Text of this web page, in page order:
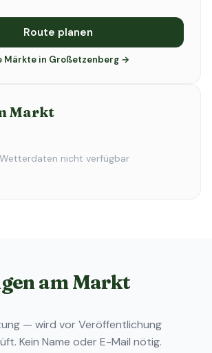
Route planen
Märkte in Großetzenberg →
Markt
nicht verfügbar
am Markt
— wird vor Veröffentlichung
Kein Name oder E-Mail nötig.